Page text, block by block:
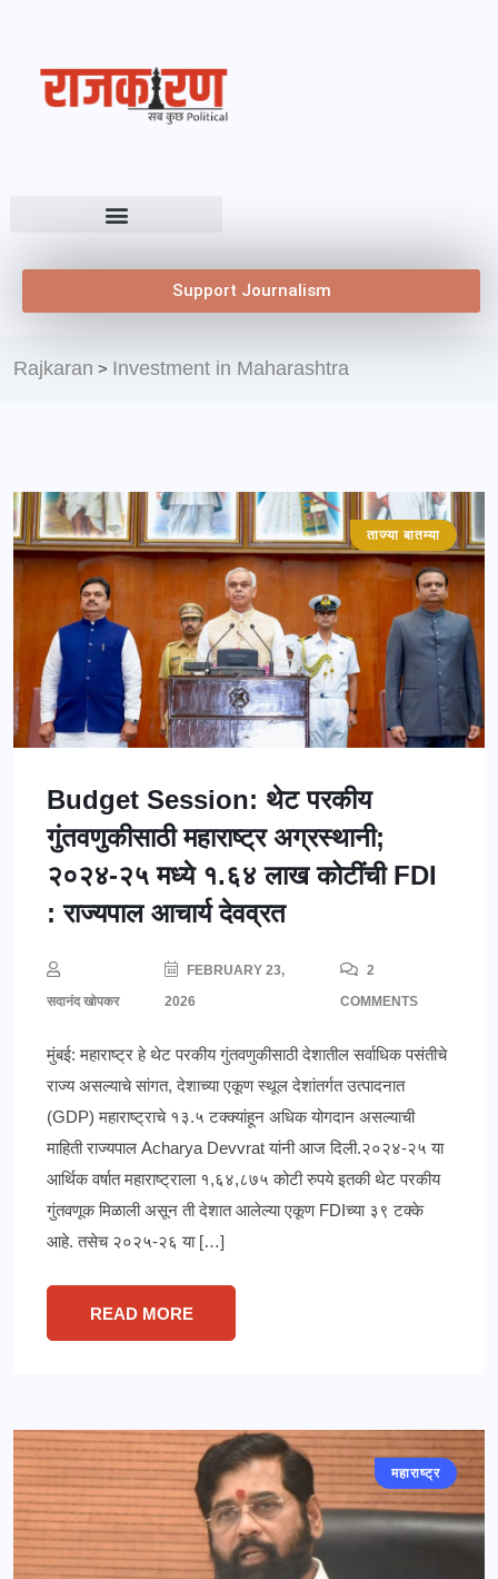
Support Journalism
Rajkaran > Investment in Maharashtra
महाराष्ट्र
ताज्या बातम्या
Budget Session: थेट परकीय
गुंतवणुकीसाठी महाराष्ट्र अग्रस्थानी;
२०२४-२५ मध्ये १.६४ लाख कोटींची FDI
: राज्यपाल आचार्य देवव्रत
सदानंद खोपकर
FEBRUARY 23,
2026
2
COMMENTS
मुंबई: महाराष्ट्र हे थेट परकीय गुंतवणुकीसाठी देशातील सर्वाधिक पसंतीचे
राज्य असल्याचे सांगत, देशाच्या एकूण स्थूल देशांतर्गत उत्पादनात
(GDP) महाराष्ट्राचे १३.५ टक्क्यांहून अधिक योगदान असल्याची
माहिती राज्यपाल Acharya Devvrat यांनी आज दिली.२०२४-२५ या
आर्थिक वर्षात महाराष्ट्राला १,६४,८७५ कोटी रुपये इतकी थेट परकीय
गुंतवणूक मिळाली असून ती देशात आलेल्या एकूण FDIच्या ३९ टक्के
आहे. तसेच २०२५-२६ या […]
READ MORE
महाराष्ट्र